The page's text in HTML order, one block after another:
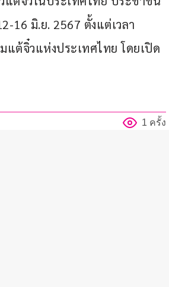
16 มิ.ย. 2567 ตั้งแต่เวลา
ต้จิ๋วแห่งประเทศไทย โดยเปิด
1 ครั้ง